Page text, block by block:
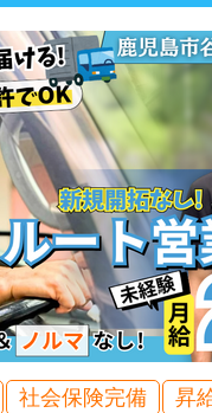
社会保険完備
昇